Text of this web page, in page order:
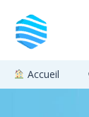
Accueil